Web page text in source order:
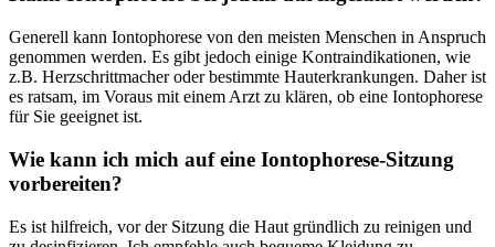
Generell ⁣kann⁢ Iontophorese von ⁤den meisten Menschen in Anspruch
genommen ‌werden. Es gibt jedoch​ einige Kontraindikationen, wie
z.B. Herzschrittmacher oder bestimmte Hauterkrankungen.‍ Daher⁤ ist⁤
es ratsam, im Voraus mit einem Arzt zu klären, ob eine Iontophorese
​für‌ Sie geeignet ist.
Wie kann ich mich⁤ auf eine Iontophorese-Sitzung
vorbereiten?
Es ⁤ist hilfreich, vor der Sitzung‍ die⁢ Haut ​gründlich zu reinigen und